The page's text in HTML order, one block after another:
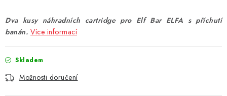
NIKOTINOVÝ FILM
PŘÍSLUŠENSTVÍ
ZNAČKY
Dva kusy náhradních cartridge pro Elf Bar ELFA s příchutí
banán. Více informací
Skladem
Možnosti doručení